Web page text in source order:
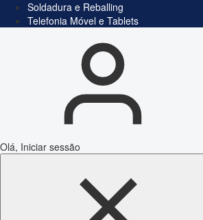
Soldadura e Reballing
Telefonia Móvel e Tablets
Olá, Iniciar sessão